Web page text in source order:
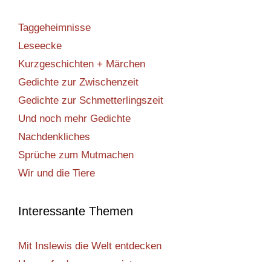
Taggeheimnisse
Leseecke
Kurzgeschichten + Märchen
Gedichte zur Zwischenzeit
Gedichte zur Schmetterlingszeit
Und noch mehr Gedichte
Nachdenkliches
Sprüche zum Mutmachen
Wir und die Tiere
Interessante Themen
Mit Inslewis die Welt entdecken